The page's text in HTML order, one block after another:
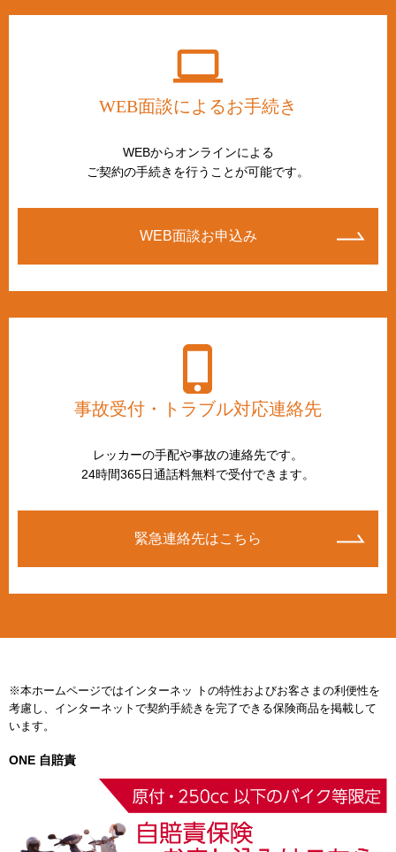
WEB面談によるお手続き
WEBからオンラインによる
ご契約の手続きを行うことが可能です。
WEB面談お申込み
事故受付・トラブル対応連絡先
レッカーの手配や事故の連絡先です。
24時間365日通話料無料で受付できます。
緊急連絡先はこちら
※本ホームページではインターネッ トの特性およびお客さまの利便性を
考慮し、インターネットで契約手続きを完了できる保険商品を掲載して
います。
ONE 自賠責